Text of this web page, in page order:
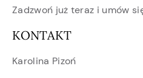
Zadzwoń już teraz i umów
KONTAKT
Karolina Pizoń